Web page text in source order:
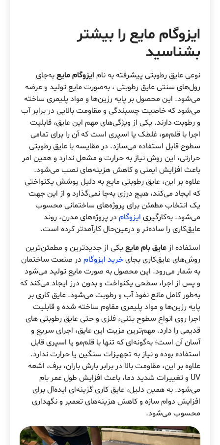
ایزوگام مایع را بیشتر
بشناسید
نوعی عایق رطوبتی پیشرفته به نام ایزوگام مایعبه‌جای
رول‌های سنتی عایق رطوبتی ، به‌صورت مایع تولید و عرضه
می‌شود. این محصول بر پایه رزین‌ها و مواد پلیمری ساخته
می‌شود که خاصیت چسبندگی و مقاومت بالایی در برابر آب
و رطوبت دارند. یکی از ویژگی‌های مهم این عایق، قابلیت
اجرا با قلم‌مو، غلطک یا اسپری است که آن را برای تمامی
سطوح قابل استفاده می‌سازد. در مقایسه با عایق رطوبتی
حرارتی، این روش نیاز به حرارت و مشعل ندارد و همین امر
باعث افزایش ایمنی و کاهش هزینه‌های نصب می‌شود.
علاوه بر این، عایق رطوبتی مایع به دلیل پوشش یکنواختی
که ایجاد می‌کند، هیچ درزی به‌جا نمی‌گذارد و از این جهت
یک انتخاب مطمئن برای پروژه‌های ساختمانی محسوب
می‌شود. به‌کارگیری ایزوگام در پروژه‌های مدرن، روند
عایق‌کاری را ساده‌تر و درعین‌حال کارآمدتر کرده است.
استفاده از عایق بام مایع یکی از جدیدترین و مطمئن‌ترین
روش‌های عایق‌کاری بجایخرید ایزوگام در صنعت ساختمان
به شمار می‌رود. این محصول به صورت مایع تولید می‌شود
و پس از اجرا، سطحی یکنواخت و بدون درز ایجاد می‌کند که
به‌طور کامل مانع نفوذ آب و رطوبت می‌شود. عایق کاری بر
پایه رزین‌ها و مواد پلیمری مقاوم ساخته شده و قابلیت
اجرا روی انواع سطوح بتنی، فلزی و حتی عایق رطوبتی های
قدیمی را دارد. مهم‌ترین مزیت این عایق، اجرای سریع و
آسان آن است؛ به‌گونه‌ای که تنها با قلم‌مو یا اسپری قابل
استفاده بوده و نیاز به تجهیزات سنگین یا حرارت ندارد.
علاوه بر این، مقاومت بالا در برابر بارش باران، برف، اشعه
UV و تغییرات شدید دما، باعث افزایش طول عمر بام
می‌شود. به همین دلیل، عایق کاری گزینه‌ای ایده‌آل برای
افزایش دوام سازه و کاهش هزینه‌های تعمیر و نگهداری
محسوب می‌شود.